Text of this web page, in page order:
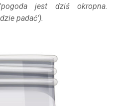
jest dziś okropna.
padać’).